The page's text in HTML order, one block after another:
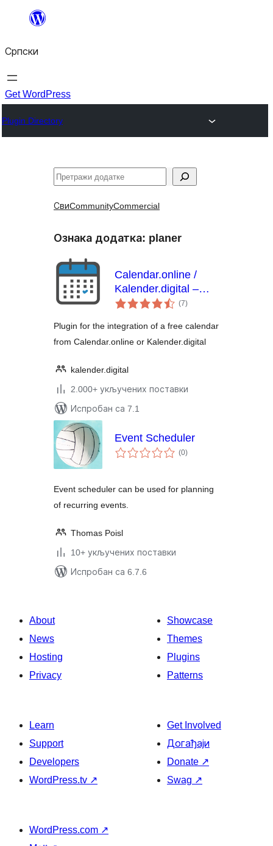
Скочи
садржај
Српски
Get WordPress
Plugin Directory
Претрага
СвиCommunityCommercial
Ознака додатка: planer
Calendar.online /
Kalender.digital –
Plugin
(7укупних
оцена
)
Plugin for the integration of a free calendar
from Calendar.online or Kalender.digital
kalender.digital
2.000+ укључених поставки
Испробан са 7.1
Event Scheduler
(0укупних
оцена
)
Event scheduler can be used for planning
of recurring events.
Thomas Poisl
10+ укључених поставки
Испробан са 6.7.6
About
News
Hosting
Privacy
Showcase
Themes
Plugins
Patterns
Learn
Support
Developers
WordPress.tv ↗
Get Involved
Догађаји
Donate ↗
Swag ↗
WordPress.com ↗